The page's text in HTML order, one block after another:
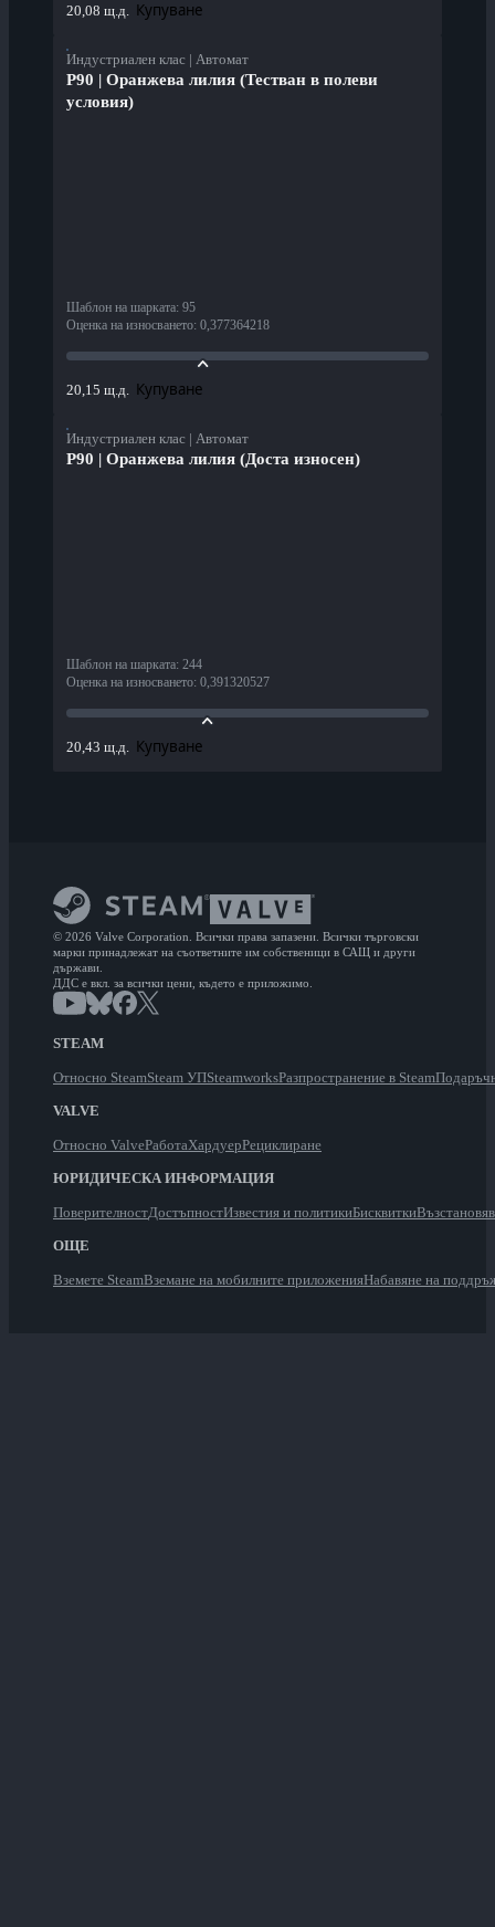
20,08 щ.д. Купуване
Индустриален клас | Автомат
P90 | Оранжева лилия (Тестван в полеви
условия)
Шаблон на шарката: 95
Оценка на износването: 0,377364218
20,15 щ.д. Купуване
Индустриален клас | Автомат
P90 | Оранжева лилия (Доста износен)
Шаблон на шарката: 244
Оценка на износването: 0,391320527
20,43 щ.д. Купуване
© 2026 Valve Corporation. Всички права запазени. Всички търговски
марки принадлежат на съответните им собственици в САЩ и други
държави.
ДДС е вкл. за всички цени, където е приложимо.
STEAM
Относно SteamSteam УПSteamworksРазпространение в Steam
VALVE
Относно ValveРаботаХардуерРециклиране
ЮРИДИЧЕСКА ИНФОРМАЦИЯ
ПоверителностДостъпностИзвестия и политикиБисквитки
ОЩЕ
Вземете SteamВземане на мобилните приложенияНабавяне на